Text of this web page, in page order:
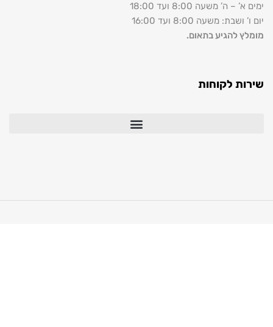
ה’ משעה 8:00 ועד 18:00
משעה 8:00 ועד 16:00
להגיע בתאום.
לקוחות